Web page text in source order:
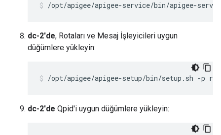
/opt/apigee/apigee-service/bin/apigee-
dc-2'de, Rotaları ve Mesaj İşleyicileri uygun
düğümlere yükleyin:
/opt/apigee/apigee-setup/bin/setup.sh -p
dc-2'de Qpid'i uygun düğümlere yükleyin: